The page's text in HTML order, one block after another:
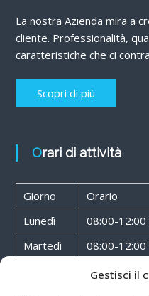
Gestisci il
La nostra Azienda mira a
cliente. Professionalità,
caratteristiche che ci
Scopri di più
Orari di attività
Giorno
Orario
Lunedì
08:00-
Martedì
08:00-
08:00-